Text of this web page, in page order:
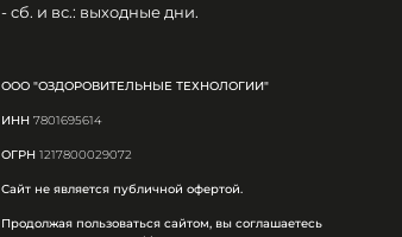
- сб. и вс.: выходные дни.
ООО "ОЗДОРОВИТЕЛЬНЫЕ ТЕХНОЛОГИИ"
ИНН 7801695614
ОГРН 1217800029072
Сайт не является публичной офертой.
Продолжая пользоваться сайтом, вы соглашаетесь